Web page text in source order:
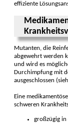
effi­ziente
Mutanten, die
abge­wehrt werden
und wird es
Durch­impfung mit
aus­geschlossen
Eine
schweren
großzügig in